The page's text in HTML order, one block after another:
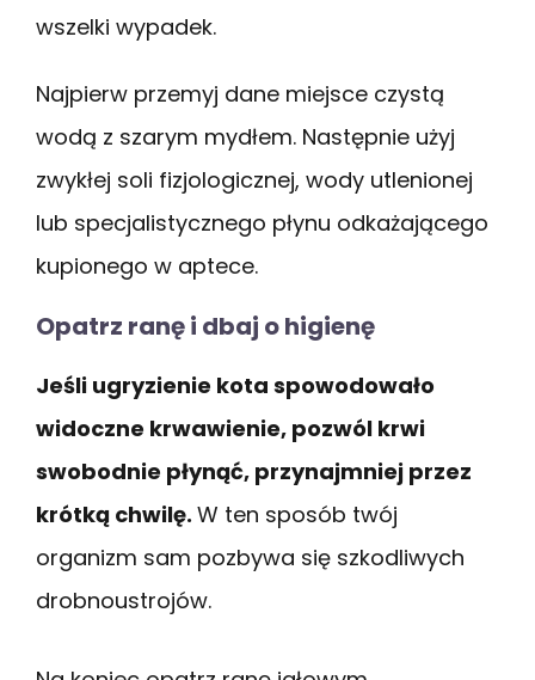
wszelki wypadek.
Najpierw przemyj dane miejsce czystą
wodą z szarym mydłem. Następnie użyj
zwykłej soli fizjologicznej, wody utlenionej
lub specjalistycznego płynu odkażającego
kupionego w aptece.
Opatrz ranę i dbaj o higienę
Jeśli ugryzienie kota spowodowało
widoczne krwawienie, pozwól krwi
swobodnie płynąć, przynajmniej przez
krótką chwilę. W ten sposób twój
organizm sam pozbywa się szkodliwych
drobnoustrojów.